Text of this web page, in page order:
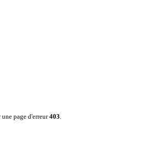
page d'erreur403